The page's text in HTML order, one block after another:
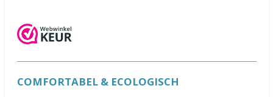
n
:
3
r
e
n
e
n
e
n
e
n
e
n
COMFORTABEL & ECOLOGISCH